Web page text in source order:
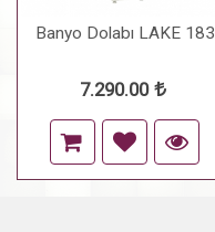
Banyo Dolabı LAKE 183
7.290.00